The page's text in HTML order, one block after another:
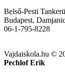
Belső-Pesti
Budapest,
06-1-795-8228
Pechlof Erik